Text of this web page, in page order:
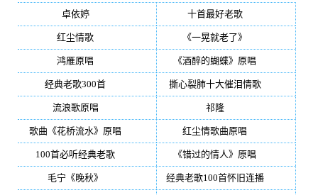
卓依婷(350) 十首最好老歌(300)
红尘情歌 《一晃就老了》
鸿雁原唱 《酒醉的蝴蝶》原唱
经典老歌300首 撕心裂肺十大催泪情歌(195)
流浪歌原唱 祁隆(188)
歌曲《花桥流水》原唱 红尘情歌曲原唱
100首必听经典老歌 《错过的情人》原唱
毛宁《晚秋》 经典老歌100首怀旧连播(134)